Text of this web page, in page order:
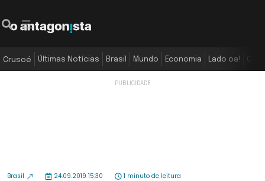
Crusoé Últimas Notícias Brasil Mundo Economia Lado oa!
Brasil 24.09.2019 15:30 1 minuto de leitura